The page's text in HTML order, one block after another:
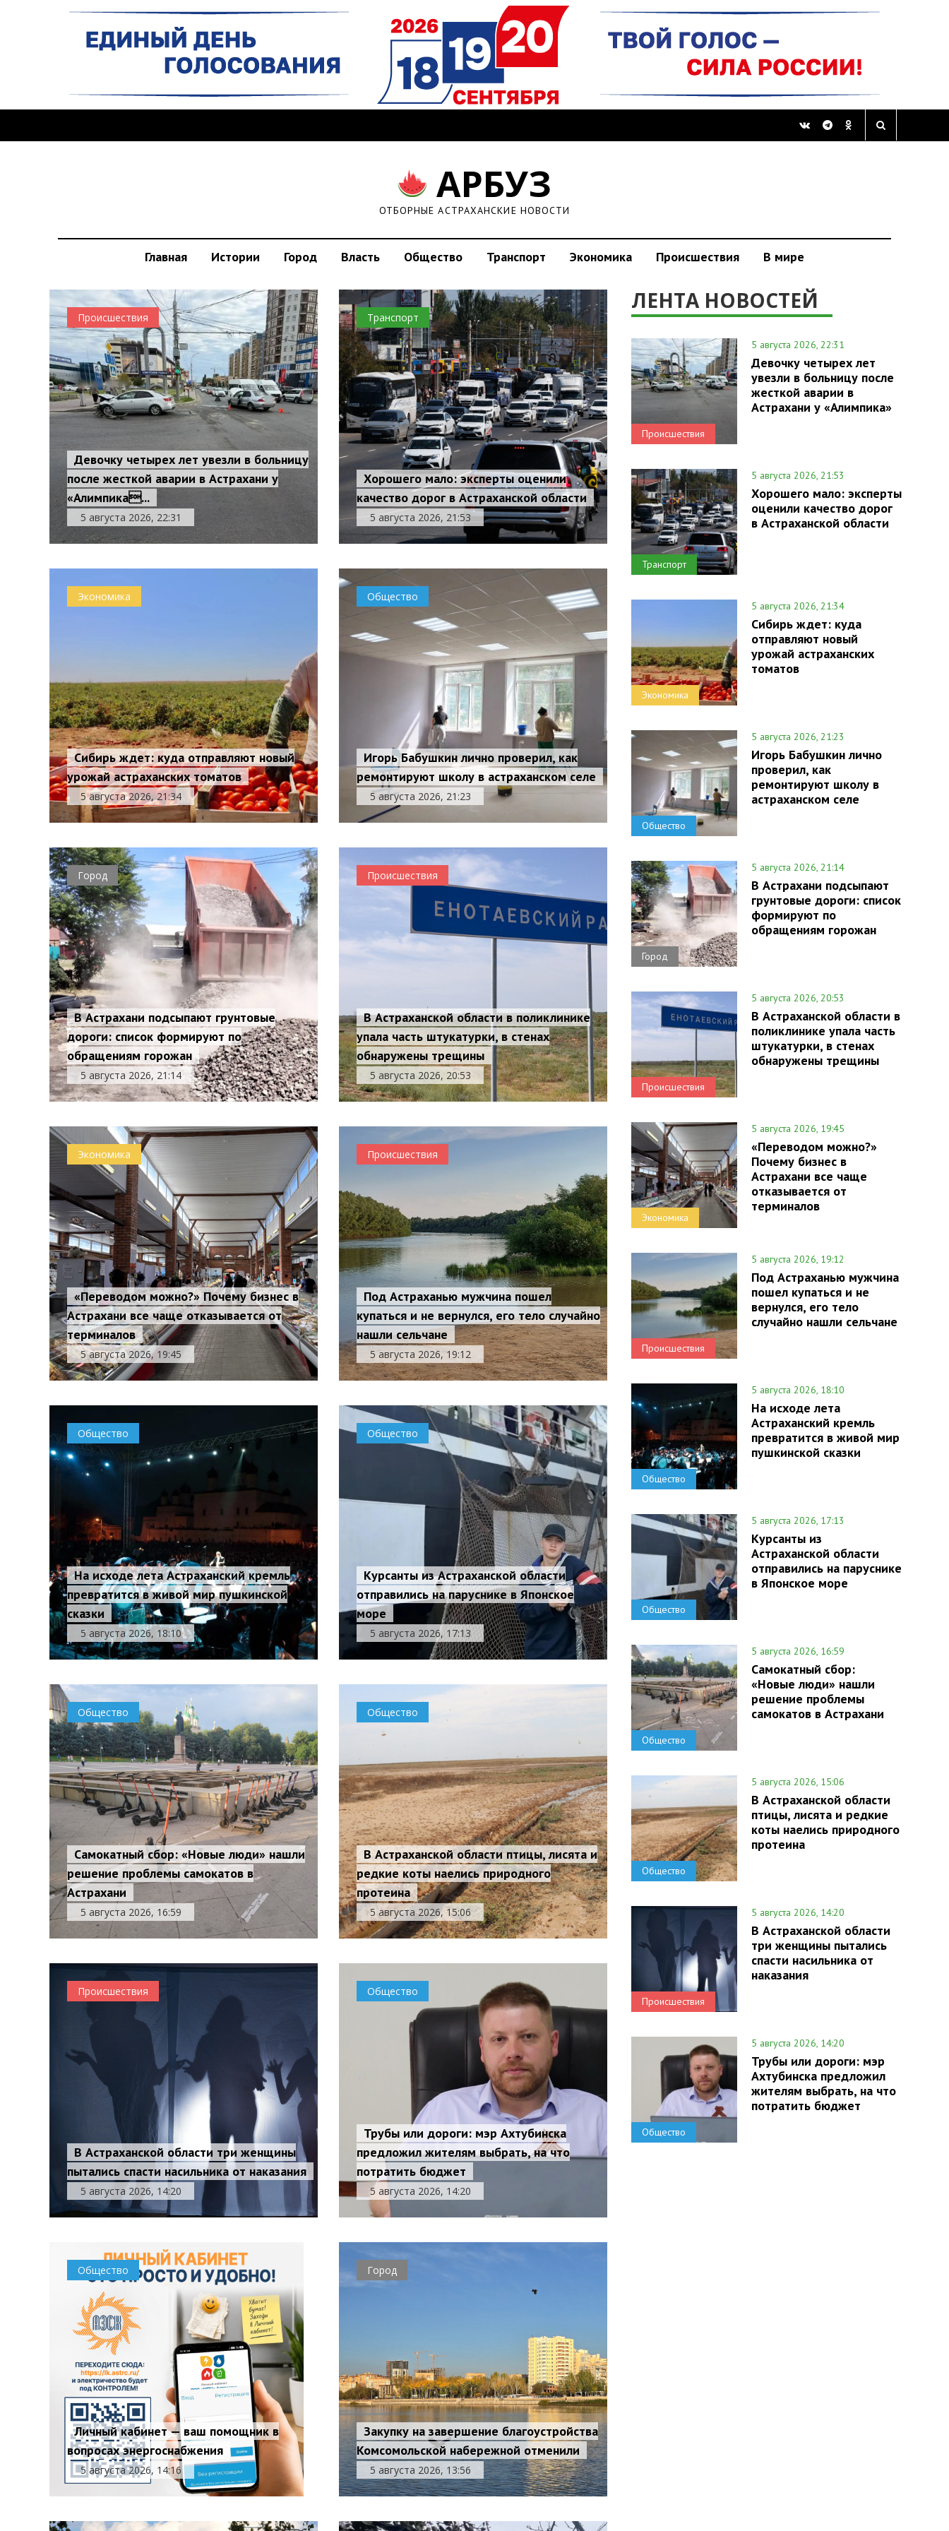
АРБУЗ
ОТБОРНЫЕ АСТРАХАНСКИЕ НОВОСТИ
Главная Истории Город Власть Общество Транспорт Экономика Происшествия В мире
Происшествия
Девочку четырех лет увезли в больницу
после жесткой аварии в Астрахани у
«Алимпика...
5 августа 2026, 22:31
Транспорт
Хорошего мало: эксперты оценили
качество дорог в Астраханской области
5 августа 2026, 21:53
Экономика
Сибирь ждет: куда отправляют новый
урожай астраханских томатов
5 августа 2026, 21:34
Общество
Игорь Бабушкин лично проверил, как
ремонтируют школу в астраханском селе
5 августа 2026, 21:23
Город
В Астрахани подсыпают грунтовые
дороги: список формируют по
обращениям горожан
5 августа 2026, 21:14
Происшествия
В Астраханской области в поликлинике
упала часть штукатурки, в стенах
обнаружены трещины
5 августа 2026, 20:53
Экономика
«Переводом можно?» Почему бизнес в
Астрахани все чаще отказывается от
терминалов
5 августа 2026, 19:45
Происшествия
Под Астраханью мужчина пошел
купаться и не вернулся, его тело случайно
нашли сельчане
5 августа 2026, 19:12
Общество
На исходе лета Астраханский кремль
превратится в живой мир пушкинской
сказки
5 августа 2026, 18:10
Общество
Курсанты из Астраханской области
отправились на паруснике в Японское
море
5 августа 2026, 17:13
Общество
Самокатный сбор: «Новые люди» нашли
решение проблемы самокатов в
Астрахани
5 августа 2026, 16:59
Общество
В Астраханской области птицы, лисята и
редкие коты наелись природного
протеина
5 августа 2026, 15:06
Происшествия
В Астраханской области три женщины
пытались спасти насильника от наказания
5 августа 2026, 14:20
Общество
Трубы или дороги: мэр Ахтубинска
предложил жителям выбрать, на что
потратить бюджет
5 августа 2026, 14:20
Общество
Личный кабинет — ваш помощник в
вопросах энергоснабжения
5 августа 2026, 14:16
Город
Закупку на завершение благоустройства
Комсомольской набережной отменили
5 августа 2026, 13:56
ЛЕНТА НОВОСТЕЙ
Происшествия
5 августа 2026, 22:31
Девочку четырех лет
увезли в больницу после
жесткой аварии в
Астрахани у «Алимпика»
Транспорт
5 августа 2026, 21:53
Хорошего мало: эксперты
оценили качество дорог
в Астраханской области
Экономика
5 августа 2026, 21:34
Сибирь ждет: куда
отправляют новый
урожай астраханских
томатов
Общество
5 августа 2026, 21:23
Игорь Бабушкин лично
проверил, как
ремонтируют школу в
астраханском селе
Город
5 августа 2026, 21:14
В Астрахани подсыпают
грунтовые дороги: список
формируют по
обращениям горожан
Происшествия
5 августа 2026, 20:53
В Астраханской области в
поликлинике упала часть
штукатурки, в стенах
обнаружены трещины
Экономика
5 августа 2026, 19:45
«Переводом можно?»
Почему бизнес в
Астрахани все чаще
отказывается от
терминалов
Происшествия
5 августа 2026, 19:12
Под Астраханью мужчина
пошел купаться и не
вернулся, его тело
случайно нашли сельчане
Общество
5 августа 2026, 18:10
На исходе лета
Астраханский кремль
превратится в живой мир
пушкинской сказки
Общество
5 августа 2026, 17:13
Курсанты из
Астраханской области
отправились на паруснике
в Японское море
Общество
5 августа 2026, 16:59
Самокатный сбор:
«Новые люди» нашли
решение проблемы
самокатов в Астрахани
Общество
5 августа 2026, 15:06
В Астраханской области
птицы, лисята и редкие
коты наелись природного
протеина
Происшествия
5 августа 2026, 14:20
В Астраханской области
три женщины пытались
спасти насильника от
наказания
Общество
5 августа 2026, 14:20
Трубы или дороги: мэр
Ахтубинска предложил
жителям выбрать, на что
потратить бюджет